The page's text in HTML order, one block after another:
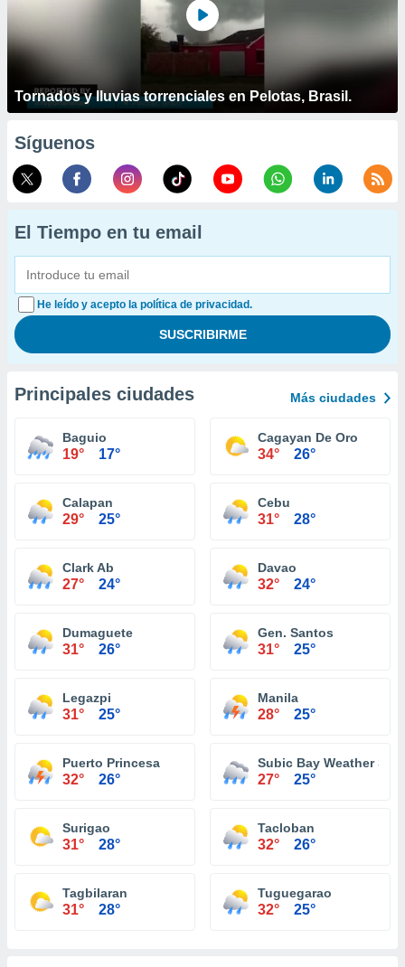
Tornados y lluvias torrenciales en Pelotas, Brasil.
Síguenos
El Tiempo en tu email
He leído y acepto la política de privacidad.
Principales ciudades Más ciudades
Baguio
19° 17°
Cagayan De Oro
34° 26°
Calapan
29° 25°
Cebu
31° 28°
Clark Ab
27° 24°
Davao
32° 24°
Dumaguete
31° 26°
Gen. Santos
31° 25°
Legazpi
31° 25°
Manila
28° 25°
Puerto Princesa
32° 26°
Subic Bay Weather
27° 25°
Surigao
31° 28°
Tacloban
32° 26°
Tagbilaran
31° 28°
Tuguegarao
32° 25°